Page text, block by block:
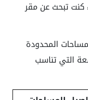
كنت تبحث عن مقر
المحدودة
التي تناسب